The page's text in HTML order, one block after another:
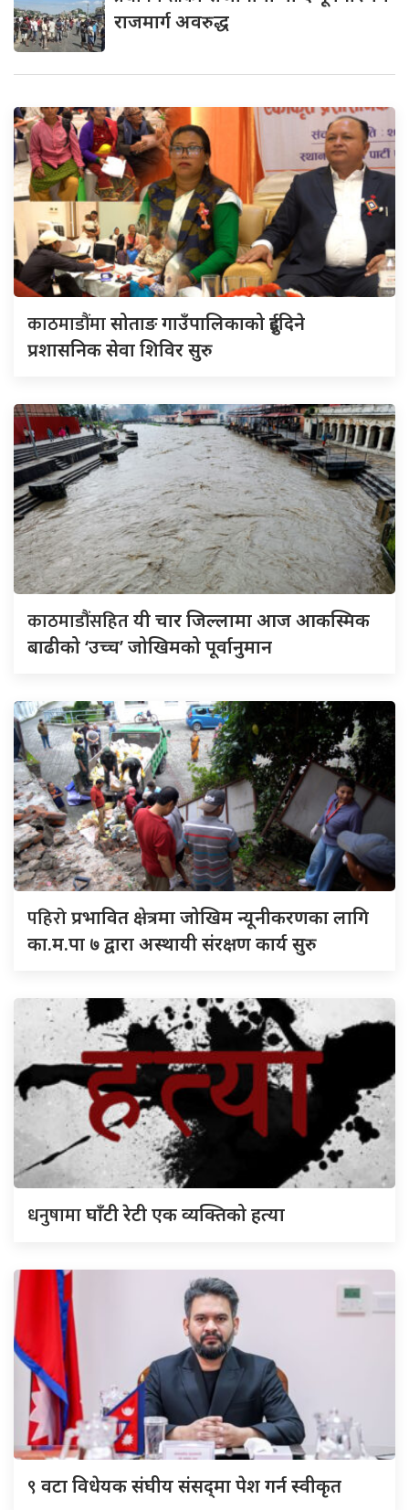
राजमार्ग अवरुद्ध
काठमाडौंमासोताङ गाउँपालिकाको दुईदिने
प्रशासनिक सेवा शिविर सुरु
काठमाडौंसहितयी चार जिल्लामा आज आकस्मिक
बाढीको ‘उच्च’ जोखिमको पूर्वानुमान
पहिरोप्रभावित क्षेत्रमा जोखिम न्यूनीकरणका लागि
का.म.पा ७ द्वारा अस्थायी संरक्षण कार्य सुरु
धनुषामाघाँटी रेटी एक व्यक्तिको हत्या
९ वटा विधेयक संघीय संसद्‌मा पेश गर्न स्वीकृत